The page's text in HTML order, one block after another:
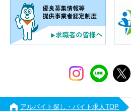
アルバイト探し・バイト求人TOP